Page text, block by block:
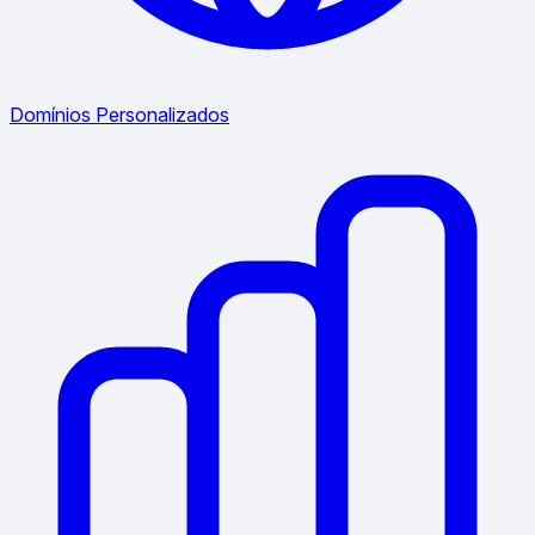
Domínios Personalizados